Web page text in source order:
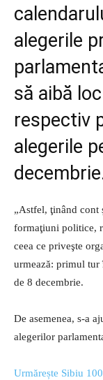
alegerile
să aibă
respectiv
alegerile
„Astfel, ţinând cont
formaţiuni politice,
ceea ce priveşte
urmează: primul tur
de 8 decembrie.
De asemenea, s-a
alegerilor
Urmărește Sibiu